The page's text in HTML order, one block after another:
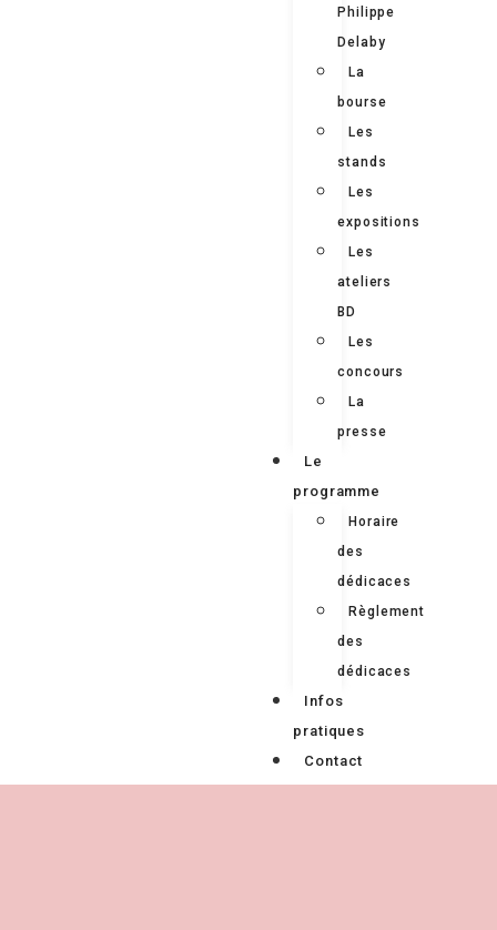
Philippe
Delaby
La
bourse
Les
stands
Les
expositions
Les
ateliers
BD
Les
concours
La
presse
Le
programme
Horaire
des
dédicaces
Règlement
des
dédicaces
Infos
pratiques
Contact